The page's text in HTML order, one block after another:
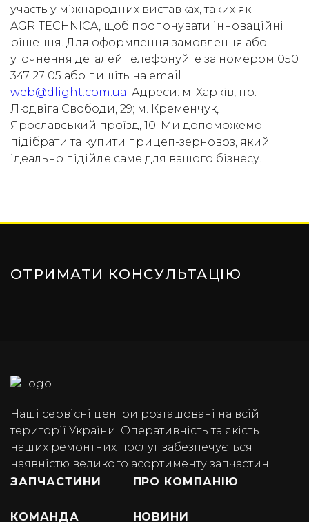
участь у міжнародних виставках, таких як
AGRITECHNICA, щоб пропонувати інноваційні
рішення. Для оформлення замовлення або
уточнення деталей телефонуйте за номером 050
347 27 05 або пишіть на email
web@dlight.com.ua. Адреси: м. Харків, пр.
Людвіга Свободи, 29; м. Кременчук,
Ярославський проїзд, 10. Ми допоможемо
підібрати та купити прицеп-зерновоз, який
ідеально підійде саме для вашого бізнесу!
ОТРИМАТИ КОНСУЛЬТАЦІЮ
Наші сервісні центри розташовані на всій
території України. Оперативність та якість
наших ремонтних послуг забезпечується
наявністю великого асортименту запчастин.
ЗАПЧАСТИНИ
ПРО КОМПАНІЮ
КОМАНДА НОВИНИ